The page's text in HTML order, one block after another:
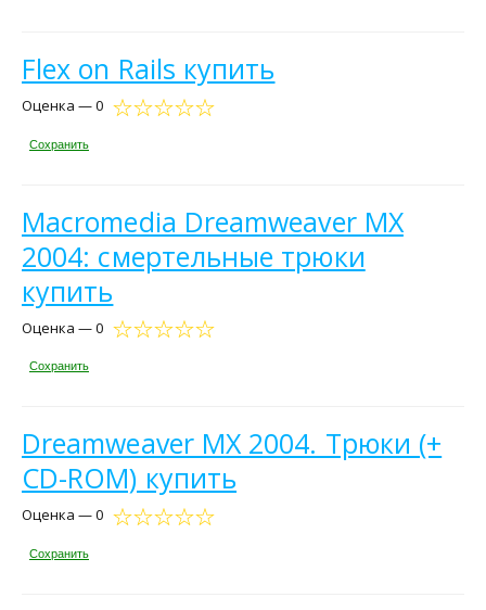
Flex on Rails купить
Оценка — 0
Сохранить
Macromedia Dreamweaver MX
2004: смертельные трюки
купить
Оценка — 0
Сохранить
Dreamweaver MX 2004. Трюки (+
CD-ROM) купить
Оценка — 0
Сохранить